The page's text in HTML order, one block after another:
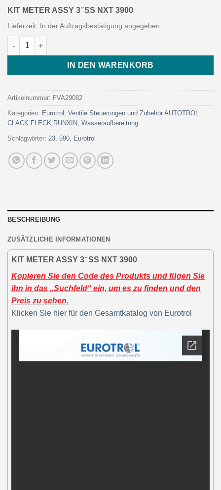
KIT METER ASSY 3 ̋ SS NXT 3900
Lieferzeit: In der Auftragsbestätigung angegeben
KIT METER ASSY 3 ̋ SS NXT 3900 (Art. FVA29082 - Eurotrol)
IN DEN WARENKORB
Artikelnummer: FVA29082
Kategorien: Eurotrol , Ventile Steuerungen und Zubehör AUTOTROL
CLACK FLECK RUNXIN, Wasseraufbereitung
Schlagwörter: 23, 590, Eurotrol
BESCHREIBUNG
ZUSÄTZLICHE INFORMATIONEN
KIT METER ASSY 3 ̋ SS NXT 3900
Kopieren Sie den Code des Produkts und fügen Sie
ihn in das „Suchfeld“ ein, um es zu finden und den
Preis zu sehen.
Klicken Sie hier für den Gesamtkatalog von Eurotrol